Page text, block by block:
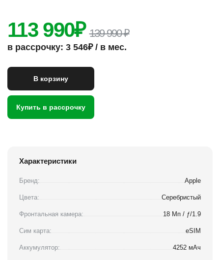
113 990₽ 139 990 ₽
в рассрочку: 3 546₽ / в мес.
В корзину
Купить в рассрочку
Характеристики
Бренд: Apple
Цвета: Серебристый
Фронтальная камера: 18 Мп / ƒ/1.9
Сим карта: eSIM
Аккумулятор: 4252 мАч